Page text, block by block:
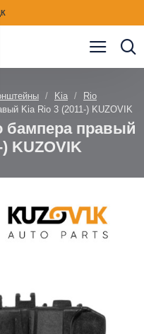
Kia
Rio
Kia Rio 3 (2011-) KUZOVIK
бампера правый
KUZOVIK